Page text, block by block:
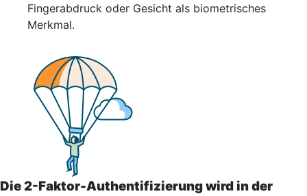
Fingerabdruck oder Gesicht als biometrisches
Merkmal.
Die 2-Faktor-Authentifizierung wird in der